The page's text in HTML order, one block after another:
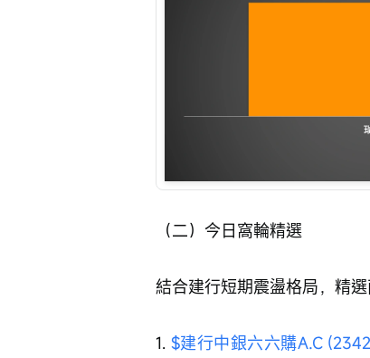
（二）今日窩輪精選
結合建行短期震盪格局，精
1. $建行中銀六六購A.C